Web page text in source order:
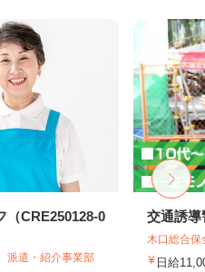
（CRE250128-0
遣・紹介事業部
交通誘導
木口総合保
日給